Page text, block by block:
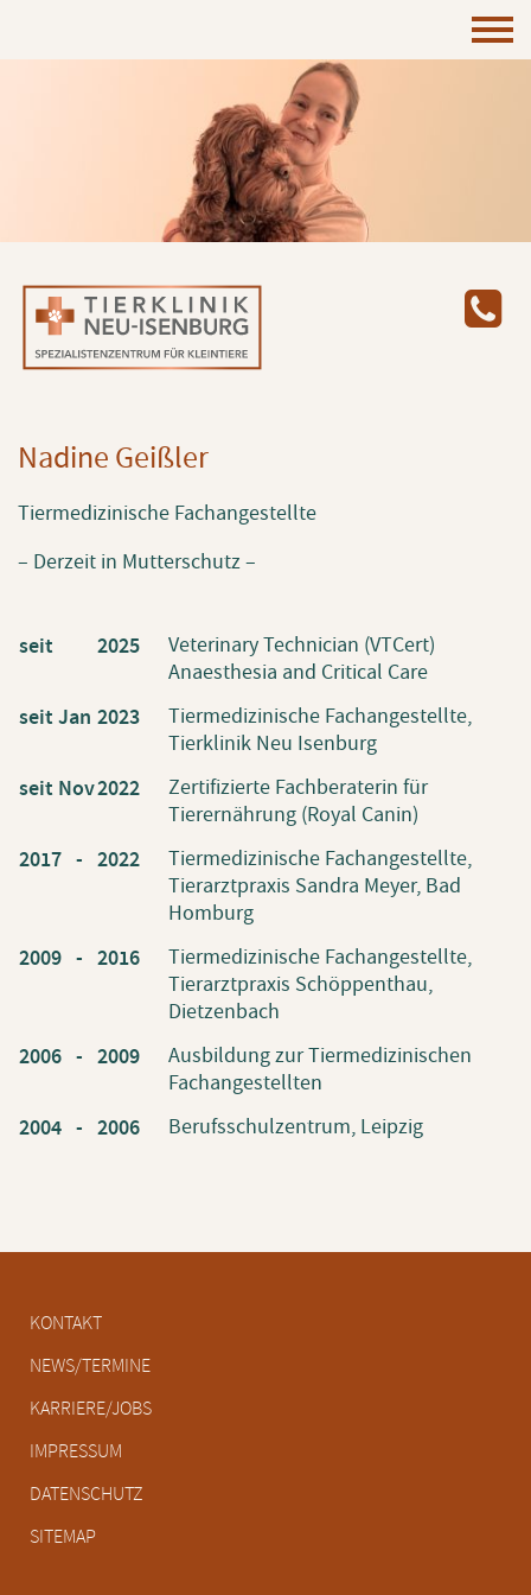
Nadine Geißler
Tiermedizinische Fachangestellte
– Derzeit in Mutterschutz –
seit 2025
Veterinary Technician (VTCert)
Anaesthesia and Critical Care
seit Jan 2023
Tiermedizinische Fachangestellte,
Tierklinik Neu Isenburg
seit Nov2022
Zertifizierte Fachberaterin für
Tierernährung (Royal Canin)
2017 - 2022
Tiermedizinische Fachangestellte,
Tierarztpraxis Sandra Meyer, Bad
Homburg
2009 - 2016
Tiermedizinische Fachangestellte,
Tierarztpraxis Schöppenthau,
Dietzenbach
2006 - 2009
Ausbildung zur Tiermedizinischen
Fachangestellten
2004 - 2006 Berufsschulzentrum, Leipzig
Navigation
KONTAKT
NEWS/TERMINE
KARRIERE/JOBS
IMPRESSUM
DATENSCHUTZ
SITEMAP